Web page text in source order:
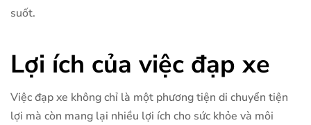
suốt.
Lợi ích của việc đạp xe
Việc đạp xe không chỉ là một phương tiện di chuyển tiện
lợi mà còn mang lại nhiều lợi ích cho sức khỏe và môi